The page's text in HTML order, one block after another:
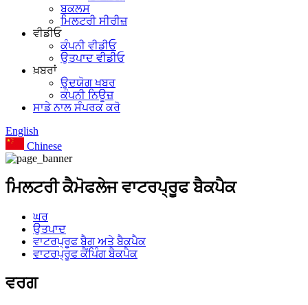
ਬਕਲਸ
ਮਿਲਟਰੀ ਸੀਰੀਜ਼
ਵੀਡੀਓ
ਕੰਪਨੀ ਵੀਡੀਓ
ਉਤਪਾਦ ਵੀਡੀਓ
ਖ਼ਬਰਾਂ
ਉਦਯੋਗ ਖਬਰ
ਕੰਪਨੀ ਨਿਊਜ਼
ਸਾਡੇ ਨਾਲ ਸੰਪਰਕ ਕਰੋ
English
Chinese
ਮਿਲਟਰੀ ਕੈਮੋਫਲੇਜ ਵਾਟਰਪ੍ਰੂਫ ਬੈਕਪੈਕ
ਘਰ
ਉਤਪਾਦ
ਵਾਟਰਪ੍ਰੂਫ ਬੈਗ ਅਤੇ ਬੈਕਪੈਕ
ਵਾਟਰਪ੍ਰੂਫ ਕੈਂਪਿੰਗ ਬੈਕਪੈਕ
ਵਰਗ